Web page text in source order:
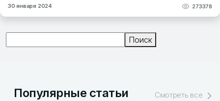
30 января 2024 273378
Поиск
Популярные статьи Смотреть все